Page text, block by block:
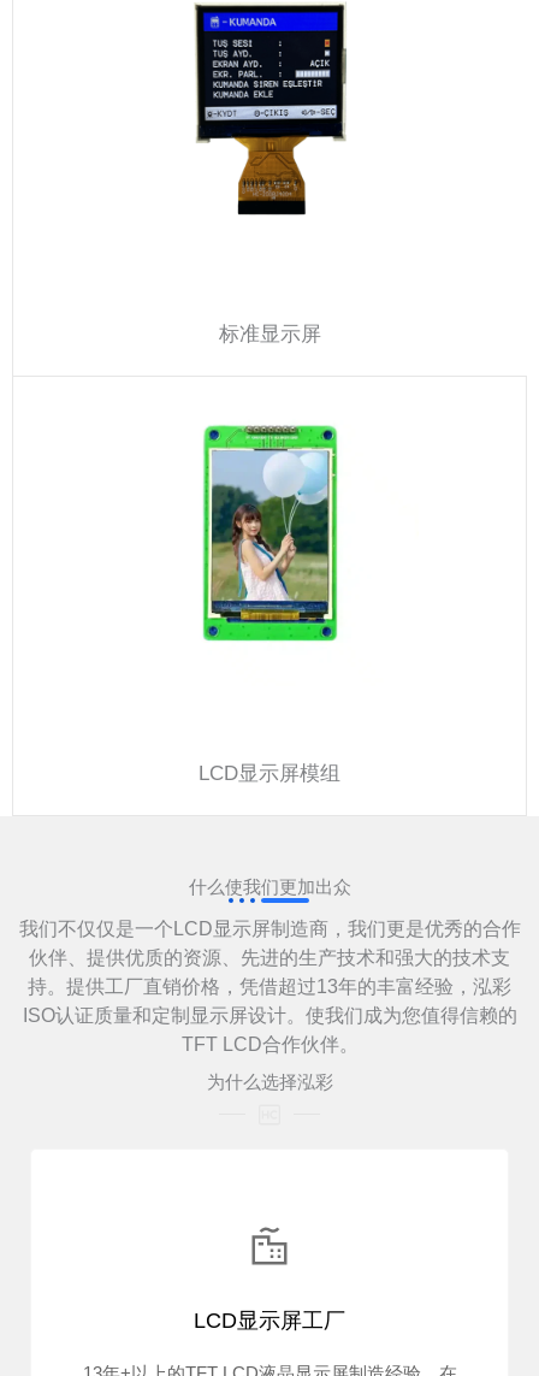
标准显示屏
LCD显示屏模组
什么使我们更加出众
我们不仅仅是一个LCD显示屏制造商，我们更是优秀的合作
伙伴、提供优质的资源、先进的生产技术和强大的技术支
持。提供工厂直销价格，凭借超过13年的丰富经验，泓彩
ISO认证质量和定制显示屏设计。使我们成为您值得信赖的
TFT LCD合作伙伴。
为什么选择泓彩
LCD显示屏工厂